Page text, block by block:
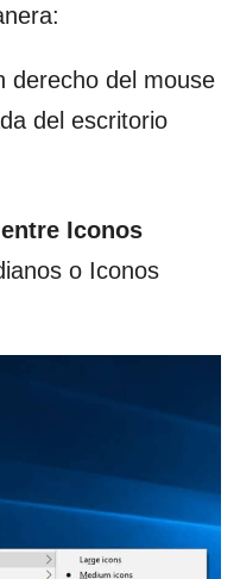
derecho del mouse
del escritorio
Iconos
o Iconos